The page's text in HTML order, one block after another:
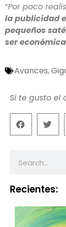
“Por poco
la publicidad
pequeños
ser
Avances,
Si te gusto el
Recientes: